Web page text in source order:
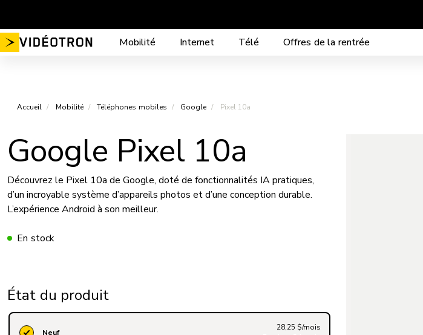
contenu
Mobilité Internet Télé Offres de la rentrée
Accueil Mobilité Téléphones mobiles Google Pixel 10a
Google Pixel 10a
Découvrez le Pixel 10a de Google, doté de fonctionnalités IA pratiques,
d’un incroyable système d’appareils photos et d’une conception durable.
L’expérience Android à son meilleur.
En stock
État du produit
Neuf
28,25 $/mois